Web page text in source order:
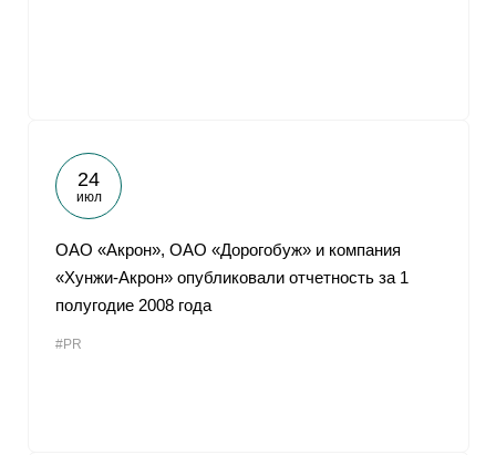
24
июл
ОАО «Акрон», ОАО «Дорогобуж» и компания
«Хунжи-Акрон» опубликовали отчетность за 1
полугодие 2008 года
#PR